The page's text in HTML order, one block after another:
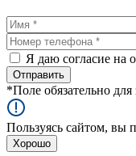
Я даю согласие на
*Поле обязательно
Пользуясь сайтом, вы
Хорошо